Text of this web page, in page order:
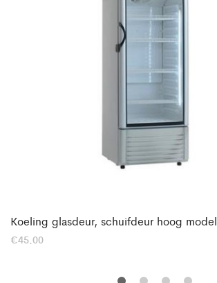
Koeling glasdeur, schuifdeur hoog model
€45,00